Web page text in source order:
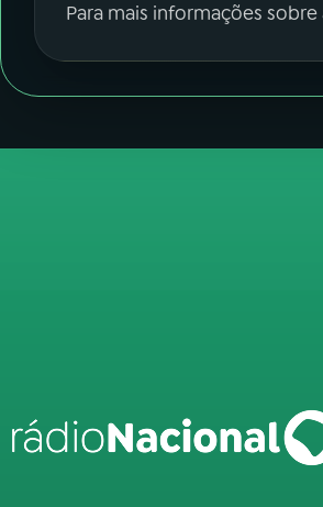
Para mais informações